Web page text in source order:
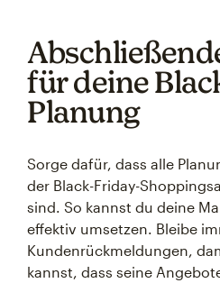
für deine
Planung
Sorge dafür, dass alle
der Black-Friday-
sind. So kannst du deine
effektiv umsetzen. Bleibe
Kundenrückmeldungen,
kannst, dass seine